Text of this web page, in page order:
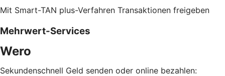
Mit Smart-TAN plus-Verfahren Transaktionen freigeben
Mehrwert-Services
Wero
Sekundenschnell Geld senden oder online bezahlen: